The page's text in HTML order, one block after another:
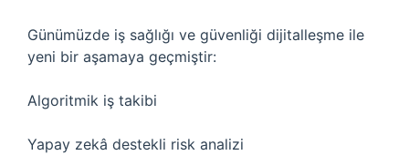
Günümüzde iş sağlığı ve güvenliği dijitalleşme ile
yeni bir aşamaya geçmiştir:
Algoritmik iş takibi
Yapay zekâ destekli risk analizi